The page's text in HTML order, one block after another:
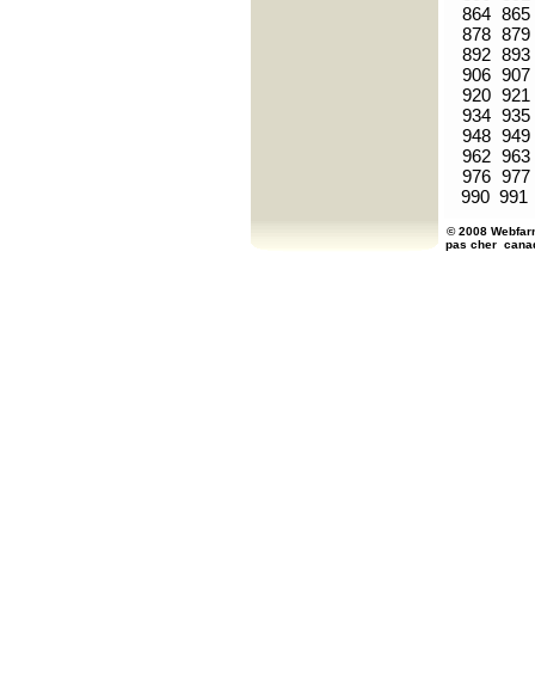
864 865
878 879
892 893
906 907
920 921
934 935
948 949
962 963
976 977
990 991
© 2008
pas cher